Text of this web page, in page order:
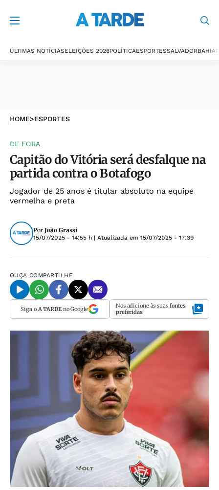
ÚLTIMAS NOTÍCIASELEIÇÕES 2026POLÍTICAESPORTESSALVADORBAHIA
HOME>ESPORTES
DE FORA
Capitão do Vitória será desfalque na
partida contra o Botafogo
Jogador de 25 anos é titular absoluto na equipe
vermelha e preta
Por João Grassi
15/07/2025 - 14:55 h | Atualizada em 15/07/2025 - 17:39
OUÇA COMPARTILHE
Siga o A TARDEno Google Nos adicione às suas fontes
preferidas